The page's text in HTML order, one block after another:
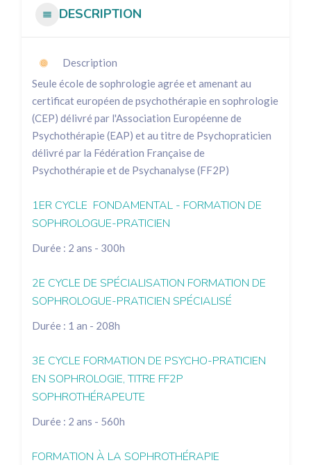
DESCRIPTION
Description
Seule école de sophrologie agrée et amenant au
certificat européen de psychothérapie en sophrologie
(CEP) délivré par l'Association Européenne de
Psychothérapie (EAP) et au titre de Psychopraticien
délivré par la Fédération Française de
Psychothérapie et de Psychanalyse (FF2P)
1ER CYCLE FONDAMENTAL - FORMATION DE
SOPHROLOGUE-PRATICIEN
Durée : 2 ans - 300h
2E CYCLE DE SPÉCIALISATION FORMATION DE
SOPHROLOGUE-PRATICIEN SPÉCIALISÉ
Durée : 1 an - 208h
3E CYCLE FORMATION DE PSYCHO-PRATICIEN
EN SOPHROLOGIE, TITRE FF2P
SOPHROTHÉRAPEUTE
Durée : 2 ans - 560h
FORMATION À LA SOPHROTHÉRAPIE